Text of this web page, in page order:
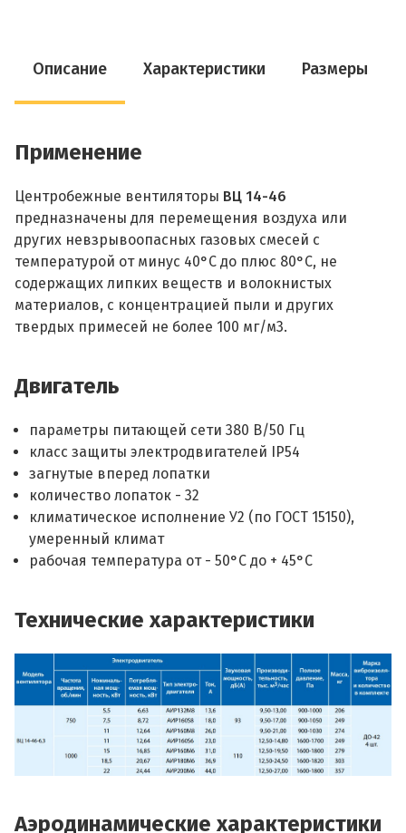
Описание Характеристики Размеры
Применение
Центробежные вентиляторы ВЦ 14-46
предназначены для перемещения воздуха или
других невзрывоопасных газовых смесей с
температурой от минус 40°С до плюс 80°С, не
содержащих липких веществ и волокнистых
материалов, с концентрацией пыли и других
твердых примесей не более 100 мг/м3.
Двигатель
параметры питающей сети 380 В/50 Гц
класс защиты электродвигателей IP54
загнутые вперед лопатки
количество лопаток - 32
климатическое исполнение У2 (по ГОСТ 15150),
умеренный климат
рабочая температура от - 50°С до + 45°С
Технические характеристики
Аэродинамические характеристики